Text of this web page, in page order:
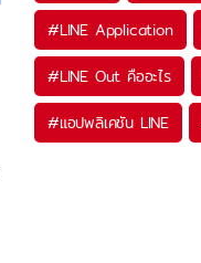
#LINE Application
#LINE Out คืออะไร
#แอปพลิเคชัน LINE